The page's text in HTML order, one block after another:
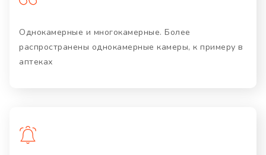
Однокамерные и многокамерные. Более
распространены однокамерные камеры, к примеру в
аптеках